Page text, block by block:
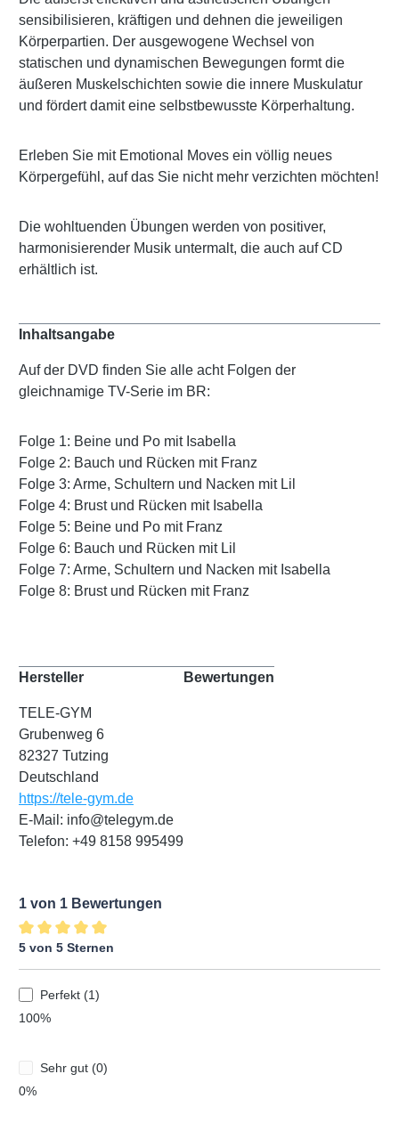
sensibilisieren, kräftigen und dehnen die jeweiligen
Körperpartien. Der ausgewogene Wechsel von
statischen und dynamischen Bewegungen formt die
äußeren Muskelschichten sowie die innere Muskulatur
und fördert damit eine selbstbewusste Körperhaltung.
Erleben Sie mit Emotional Moves ein völlig neues
Körpergefühl, auf das Sie nicht mehr verzichten möchten!
Die wohltuenden Übungen werden von positiver,
harmonisierender Musik untermalt, die auch auf CD
erhältlich ist.
Inhaltsangabe
Auf der DVD finden Sie alle acht Folgen der
gleichnamige TV-Serie im BR:
Folge 1: Beine und Po mit Isabella
Folge 2: Bauch und Rücken mit Franz
Folge 3: Arme, Schultern und Nacken mit Lil
Folge 4: Brust und Rücken mit Isabella
Folge 5: Beine und Po mit Franz
Folge 6: Bauch und Rücken mit Lil
Folge 7: Arme, Schultern und Nacken mit Isabella
Folge 8: Brust und Rücken mit Franz
Hersteller
TELE-GYM
Grubenweg 6
82327 Tutzing
Deutschland
https://tele-gym.de
E-Mail: info@telegym.de
Telefon: +49 8158 995499
Bewertungen
1 von 1 Bewertungen
Durchschnittliche Bewertung von 5 von 5 Sternen
5 von 5 Sternen
Perfekt (1)
100%
Sehr gut (0)
0%